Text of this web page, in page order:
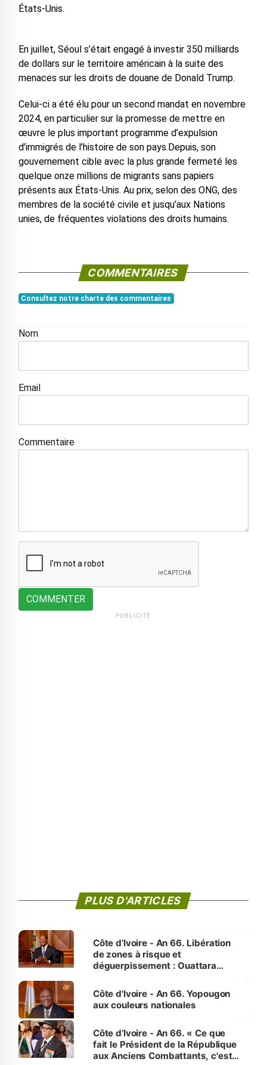
États-Unis.
En juillet, Séoul s’était engagé à investir 350 milliards
de dollars sur le territoire américain à la suite des
menaces sur les droits de douane de Donald Trump.
Celui-ci a été élu pour un second mandat en novembre
2024, en particulier sur la promesse de mettre en
œuvre le plus important programme d’expulsion
d’immigrés de l’histoire de son pays.Depuis, son
gouvernement cible avec la plus grande fermeté les
quelque onze millions de migrants sans papiers
présents aux États-Unis. Au prix, selon des ONG, des
membres de la société civile et jusqu’aux Nations
unies, de fréquentes violations des droits humains.
COMMENTAIRES
Consultez notre charte des commentaires
Nom
Email
Commentaire
COMMENTER
PUBLICITÉ
PLUS D'ARTICLES
Côte d’Ivoire - An 66. Libération
de zones à risque et
déguerpissement : Ouattara
l'Etat de droit pour préserver les
vies humaines »
Côte d'Ivoire - An 66. Yopougon
aux couleurs nationales
Côte d’Ivoire - An 66. « Ce que
fait le Président de la République
aux Anciens Combattants, c'est